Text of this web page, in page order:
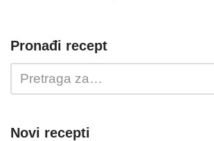
Pronađi recept
Novi recepti